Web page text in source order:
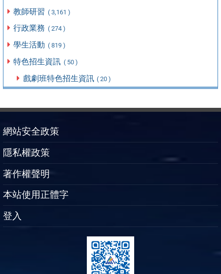
教師研習 ( 3,161 )
行政業務 ( 274 )
學生活動 ( 819 )
特色招生資訊 ( 50 )
戲劇班特色招生資訊 ( 20 )
網站安全政策
隱私權政策
著作權聲明
本站使用正體字
登入